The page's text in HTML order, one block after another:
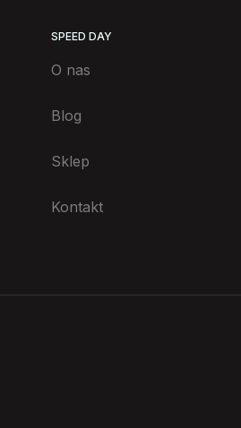
SPEED DAY
O nas
Blog
Sklep
Kontakt